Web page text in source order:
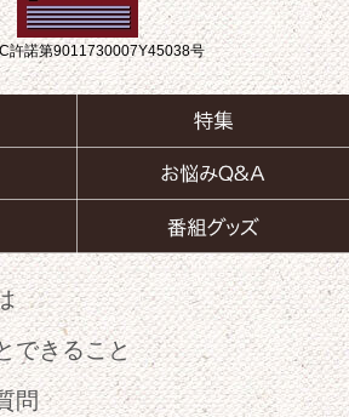
許諾第9011730007Y45038号
できること
問